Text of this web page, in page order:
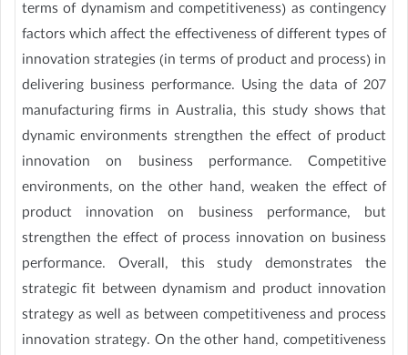
terms of dynamism and competitiveness) as contingency
factors which affect the effectiveness of different types of
innovation strategies (in terms of product and process) in
delivering business performance. Using the data of 207
manufacturing firms in Australia, this study shows that
dynamic environments strengthen the effect of product
innovation on business performance. Competitive
environments, on the other hand, weaken the effect of
product innovation on business performance, but
strengthen the effect of process innovation on business
performance. Overall, this study demonstrates the
strategic fit between dynamism and product innovation
strategy as well as between competitiveness and process
innovation strategy. On the other hand, competitiveness